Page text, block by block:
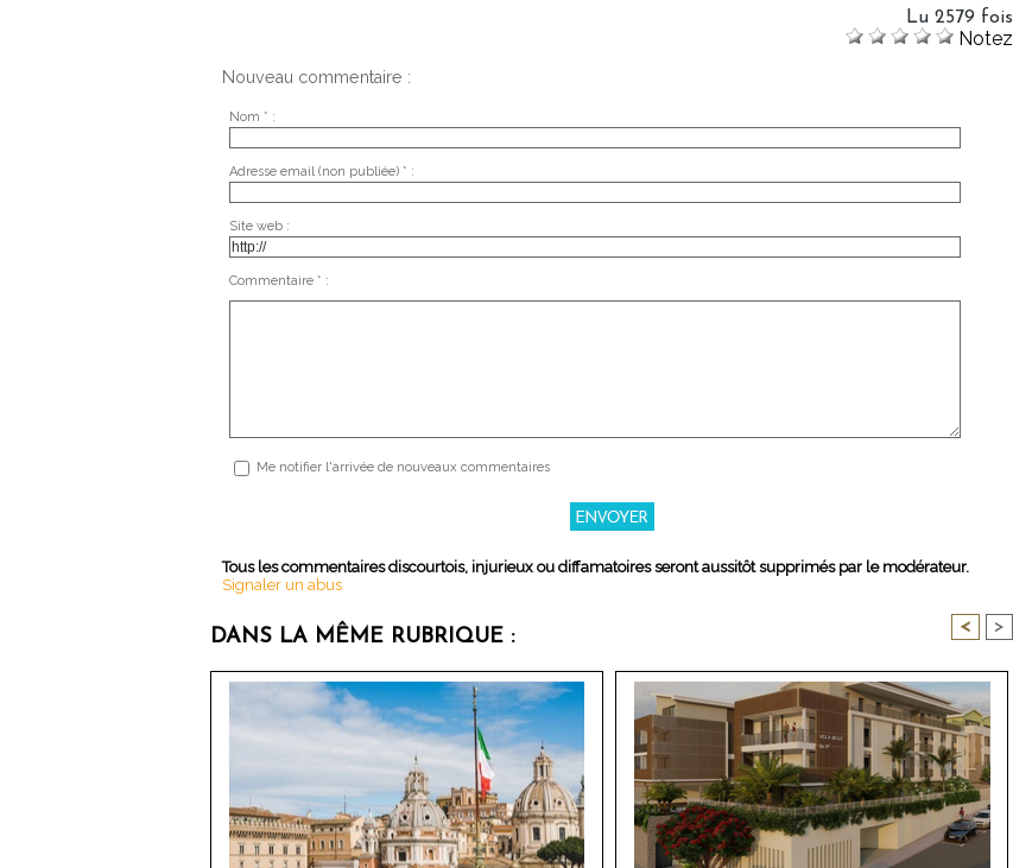
Lu 2579 fois
Notez
Nouveau commentaire :
Nom * :
Adresse email (non publiée) * :
Site web :
Commentaire * :
Me notifier l'arrivée de nouveaux commentaires
Tous les commentaires discourtois, injurieux ou diffamatoires seront aussitôt supprimés par le modérateur.
Signaler un abus
DANS LA MÊME RUBRIQUE : < >